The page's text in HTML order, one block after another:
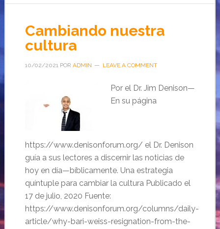
Cambiando nuestra
cultura
10/02/2021POR ADMIN LEAVE A COMMENT
Por el Dr. Jim Denison—
En su página
https://www.denisonforum.org/ el Dr. Denison
guía a sus lectores a discernir las noticias de
hoy en día—bíblicamente. Una estrategia
quíntuple para cambiar la cultura Publicado el
17 de julio, 2020 Fuente:
https://www.denisonforum.org/columns/daily-
article/why-bari-weiss-resignation-from-the-